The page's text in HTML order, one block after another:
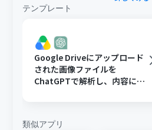
テンプレート
Google Driveにアップロード
された画像ファイルを
ChatGPTで解析し、内容に応
類似アプリ